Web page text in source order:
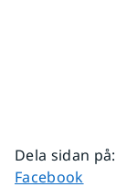
Dela sidan på:
Dela sidan på
Facebook